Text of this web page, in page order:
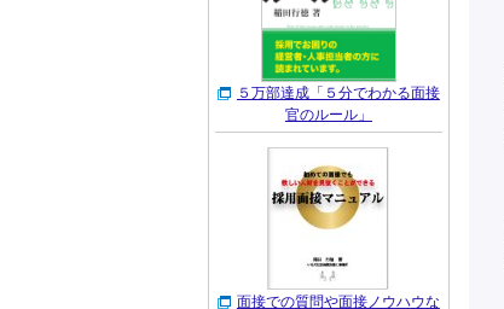
５万部達成「５分でわかる面接
官のルール」
面接での質問や面接ノウハウな